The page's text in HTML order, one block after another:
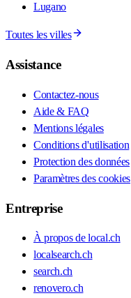
Lugano
Toutes les villes
Assistance
Contactez-nous
Aide & FAQ
Mentions légales
Conditions d'utilisation
Protection des données
Paramètres des cookies
Entreprise
À propos de local.ch
localsearch.ch
search.ch
renovero.ch